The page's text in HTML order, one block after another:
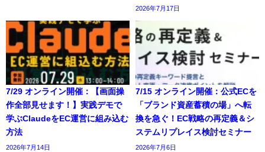
2026年7月17日
7/29 オンライン開催：【画面操
作全部見せます！】実践デモで
学ぶClaudeをEC運営に組み込む
方法
2026年7月14日
7/15 オンライン開催：公式ECを
「ブランド資産蓄積の場」へ転
換を急ぐ！EC戦略の再定義＆シ
ステムリプレイス検討セミナー
2026年7月6日